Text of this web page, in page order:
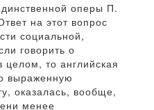
оперы П.
на этот вопрос
социальной,
говорить о
целом, то английская
выраженную
оказалась, вообще,
менее